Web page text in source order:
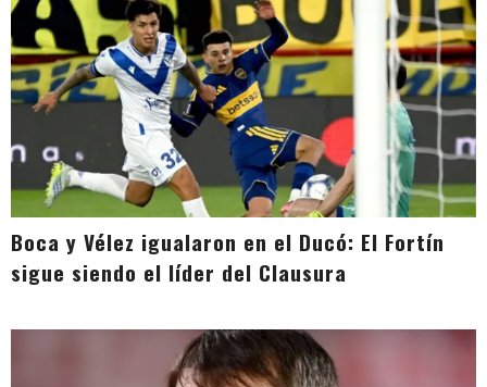
Boca y Vélez igualaron en el Ducó: El Fortín
sigue siendo el líder del Clausura